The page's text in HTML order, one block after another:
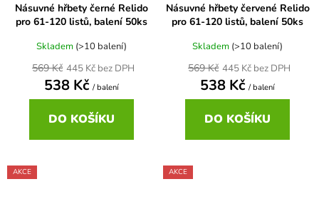
Násuvné hřbety černé Relido
pro 61-120 listů, balení 50ks
Skladem (>10 balení)
445 Kč bez DPH
538 Kč / balení
569 Kč
DO KOŠÍKU
Násuvné hřbety červené Relido
pro 61-120 listů, balení 50ks
Skladem (>10 balení)
445 Kč bez DPH
538 Kč / balení
569 Kč
DO KOŠÍKU
AKCE AKCE